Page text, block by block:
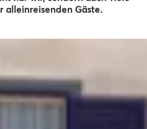
alleinreisenden Gäste.